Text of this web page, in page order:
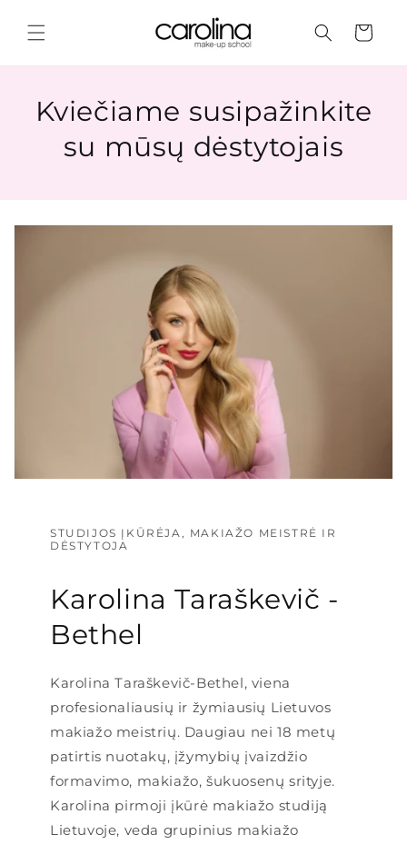
turinį
Krepšelis
Kviečiame susipažinkite
su mūsų dėstytojais
STUDIJOS ĮKŪRĖJA, MAKIAŽO MEISTRĖ IR
DĖSTYTOJA
Karolina Taraškevič -
Bethel
Karolina Taraškevič-Bethel, viena
profesionaliausių ir žymiausių Lietuvos
makiažo meistrių. Daugiau nei 18 metų
patirtis nuotakų, įžymybių įvaizdžio
formavimo, makiažo, šukuosenų srityje.
Karolina pirmoji įkūrė makiažo studiją
Lietuvoje, veda grupinius makiažo